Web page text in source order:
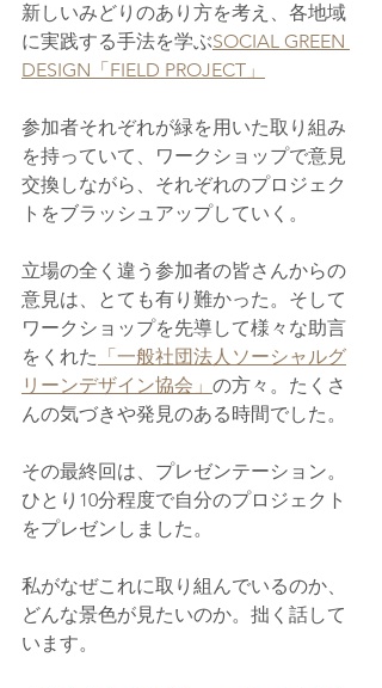
新しいみどりのあり方を考え、各地域
に実践する手法を学ぶSOCIAL GREEN
DESIGN「FIELD PROJECT」
参加者それぞれが緑を用いた取り組み
を持っていて、ワークショップで意見
交換しながら、それぞれのプロジェク
トをブラッシュアップしていく。
立場の全く違う参加者の皆さんからの
意見は、とても有り難かった。そして
ワークショップを先導して様々な助言
をくれた 「一般社団法人ソーシャルグ
リーンデザイン協会」 の方々。たくさ
んの気づきや発見のある時間でした。
その最終回は、プレゼンテーション。
ひとり10分程度で自分のプロジェクト
をプレゼンしました。
私がなぜこれに取り組んでいるのか、
どんな景色が見たいのか。拙く話して
います。